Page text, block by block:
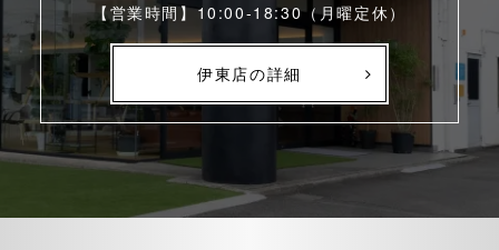
【営業時間】10:00-18:30（月曜定休）
伊東店の詳細